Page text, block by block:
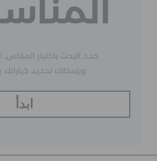
تسجيل الدخول / اشتراك
ابدأ